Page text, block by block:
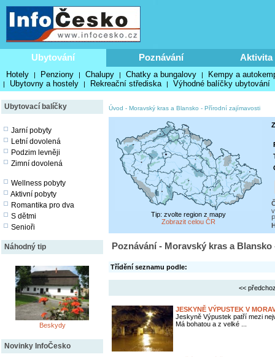
Ubytování Poznávání Aktivita
Hotely | Penziony | Chalupy | Chatky a bungalovy | Kempy a
| Ubytovny a hostely | Rekreační střediska | Výhodné balíčky ubytování
Ubytovací balíčky
Jarní pobyty
Letní dovolená
Podzim levněji
Zimní dovolená
Wellness pobyty
Aktivní pobyty
Romantika pro dva
S dětmi
Senioři
Náhodný tip
Beskydy
Novinky InfoČesko
Úvod - Moravský kras a Blansko - Přírodní zajímavosti
Tip: zvolte region z mapy
Zobrazit celou ČR
Poznávání - Moravský kras a
Třídění seznamu podle:
<<
JESKYNĚ VÝPUSTEK V
Jeskyně Výpustek patří mezi
Má bohatou a z velké ...